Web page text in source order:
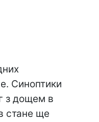
Синоптики
з дощем в
стане ще